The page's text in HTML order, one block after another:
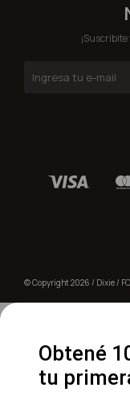
© Copyright 2026 / Dixie /
Obtené
tu